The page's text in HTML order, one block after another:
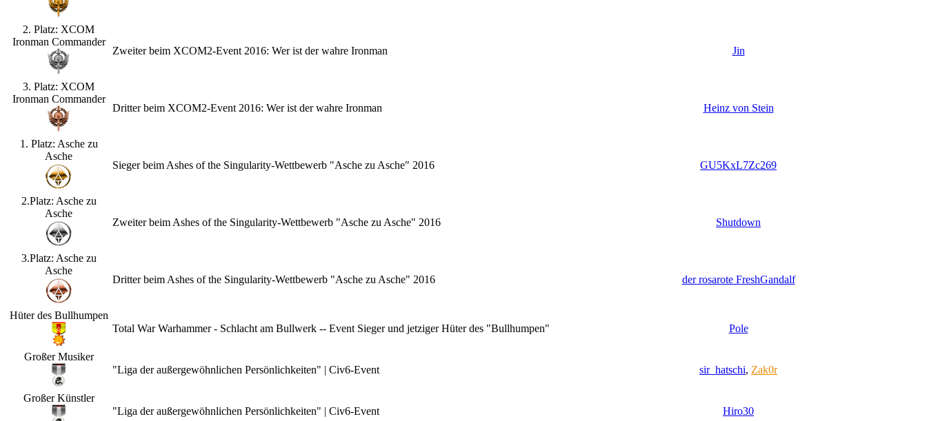
2. Platz: XCOM
Ironman Commander
Zweiter beim XCOM2-Event 2016: Wer ist der wahre Ironman Jin
3. Platz: XCOM
Ironman Commander
Dritter beim XCOM2-Event 2016: Wer ist der wahre Ironman Heinz von Stein
1. Platz: Asche zu
Asche
Sieger beim Ashes of the Singularity-Wettbewerb "Asche zu Asche" 2016 GU5KxL7Zc269
2.Platz: Asche zu
Asche
Zweiter beim Ashes of the Singularity-Wettbewerb "Asche zu Asche" 2016 Shutdown
3.Platz: Asche zu
Asche
Dritter beim Ashes of the Singularity-Wettbewerb "Asche zu Asche" 2016 der rosarote FreshGandalf
Hüter des Bullhumpen
Total War Warhammer - Schlacht am Bullwerk -- Event Sieger und jetziger Hüter des "Bullhumpen"
Pole
Großer Musiker
"Liga der außergewöhnlichen Persönlichkeiten" | Civ6-Event
sir_hatschi, Zak0r
Großer Künstler
"Liga der außergewöhnlichen Persönlichkeiten" | Civ6-Event
Hiro30